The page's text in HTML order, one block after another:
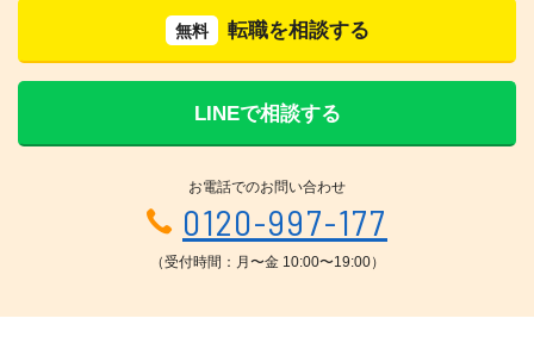
無料 転職を相談する
LINEで相談する
お電話でのお問い合わせ
0120-997-177
（受付時間：月〜金 10:00〜19:00）